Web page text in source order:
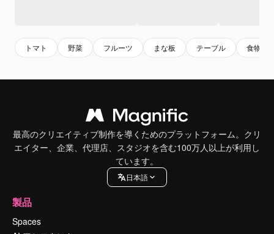
トマト 野菜 フルーツ まな板 テーブル 食物
最高のクリエイティブ制作を導くためのプラットフォーム。クリ
エイター、企業、代理店、スタジオを含む100万人以上が利用し
ています。
日本語
製品
Spaces